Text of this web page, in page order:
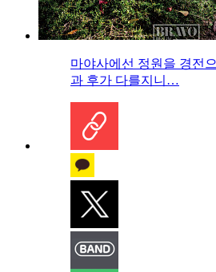
마야사에선 정원을 경전
과 후가 다를지니…